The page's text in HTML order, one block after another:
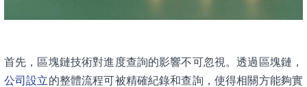
首先，區塊鏈技術對進度查詢的影響不可忽視。透過區塊鏈，
公司設立的整體流程可被精確紀錄和查詢，使得相關方能夠實